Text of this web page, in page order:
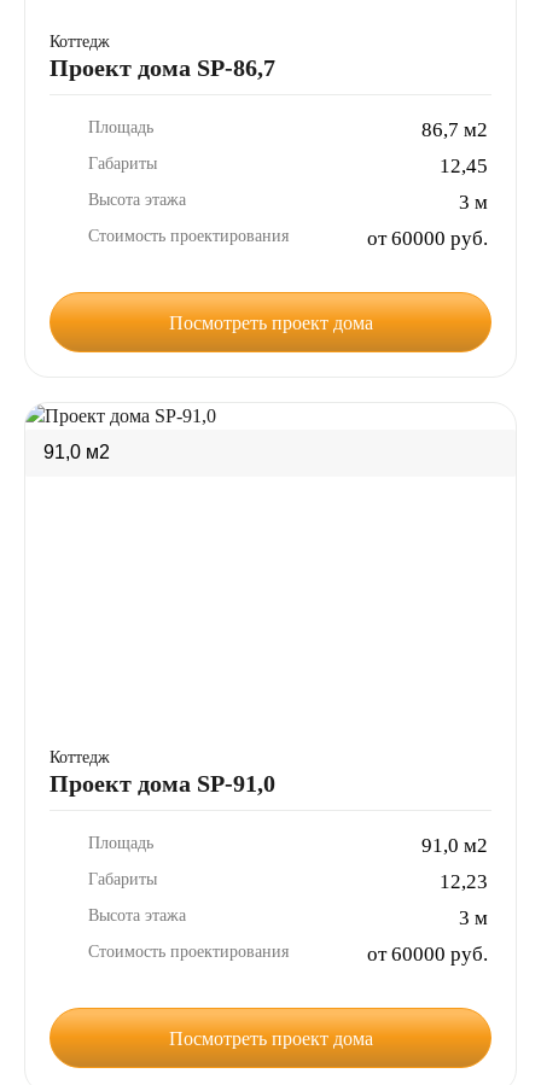
Коттедж
Проект дома SP-86,7
Площадь 86,7 м2
Габариты 12,45
Высота этажа 3 м
Стоимость проектирования от 60000 руб.
Посмотреть проект дома
91,0 м2
Коттедж
Проект дома SP-91,0
Площадь 91,0 м2
Габариты 12,23
Высота этажа 3 м
Стоимость проектирования от 60000 руб.
Посмотреть проект дома